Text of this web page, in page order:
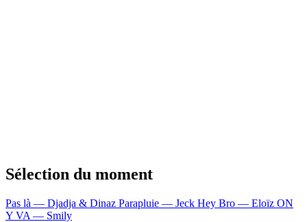
Sélection du moment
Pas là — Djadja & Dinaz Parapluie — Jeck Hey Bro — Eloïz ON
Y VA — Smily